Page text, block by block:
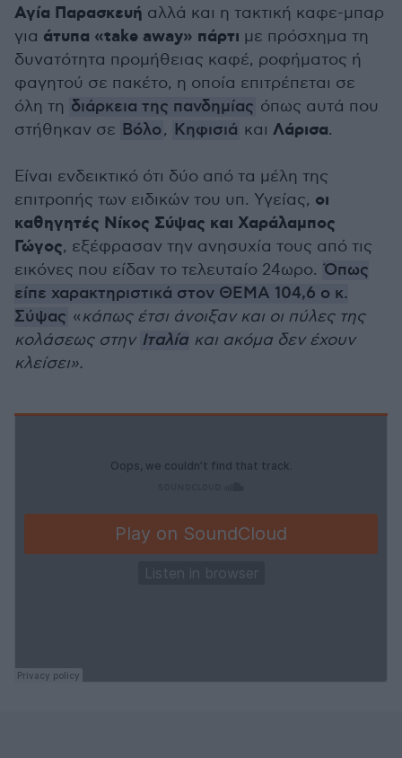
Αγία Παρασκευή αλλά και η τακτική καφε-μπαρ
για άτυπα «take away» πάρτι με πρόσχημα τη
δυνατότητα προμήθειας καφέ, ροφήματος ή
φαγητού σε πακέτο, η οποία επιτρέπεται σε
όλη τη διάρκεια της πανδημίας όπως αυτά που
στήθηκαν σε Βόλο, Κηφισιά και Λάρισα.
Είναι ενδεικτικό ότι δύο από τα μέλη της
επιτροπής των ειδικών του υπ. Υγείας, οι
καθηγητές Νίκος Σύψας και Χαράλαμπος
Γώγος, εξέφρασαν την ανησυχία τους από τις
εικόνες που είδαν το τελευταίο 24ωρο. Όπως
είπε χαρακτηριστικά στον ΘΕΜΑ 104,6 ο κ.
Σύψας «κάπως έτσι άνοιξαν και οι πύλες της
κολάσεως στην Ιταλία και ακόμα δεν έχουν
κλείσει».